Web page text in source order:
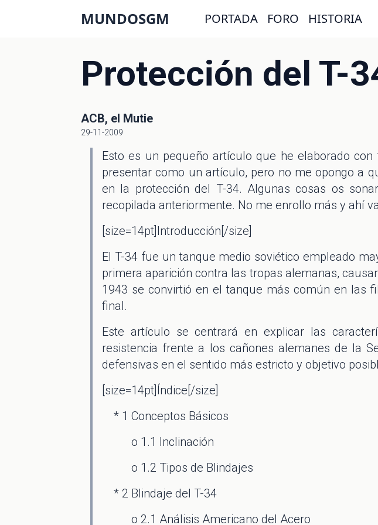
MUNDOSGM PORTADA FORO HISTORIA
Protección del T-
ACB, el Mutie
29-11-2009
Esto es un pequeño artículo que he elaborado
presentar como un artículo, pero no me opongo a
en la protección del T-34. Algunas cosas os
recopilada anteriormente. No me enrollo más y ahí
[size=14pt]Introducción[/size]
El T-34 fue un tanque medio soviético empleado
primera aparición contra las tropas alemanas,
1943 se convirtió en el tanque más común en las
final.
Este artículo se centrará en explicar las
resistencia frente a los cañones alemanes de la
defensivas en el sentido más estricto y objetivo
[size=14pt]Índice[/size]
* 1 Conceptos Básicos
o 1.1 Inclinación
o 1.2 Tipos de Blindajes
* 2 Blindaje del T-34
o 2.1 Análisis Americano del Acero